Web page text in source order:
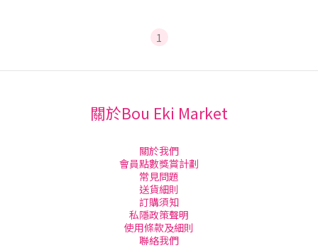
1
關於Bou Eki Market
關於我們
會員點數獎賞計劃
常見問題
送貨細則
訂購須知
私隱政策聲明
使用條款及細則
聯絡我們